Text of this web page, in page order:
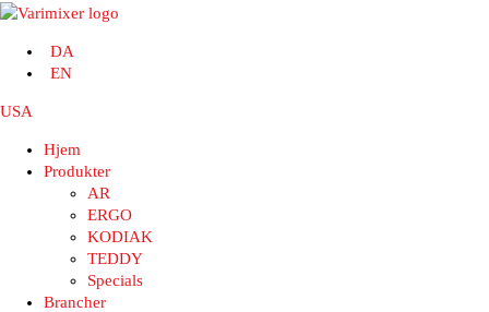
DA
EN
USA
Hjem
Produkter
AR
ERGO
KODIAK
TEDDY
Specials
Brancher